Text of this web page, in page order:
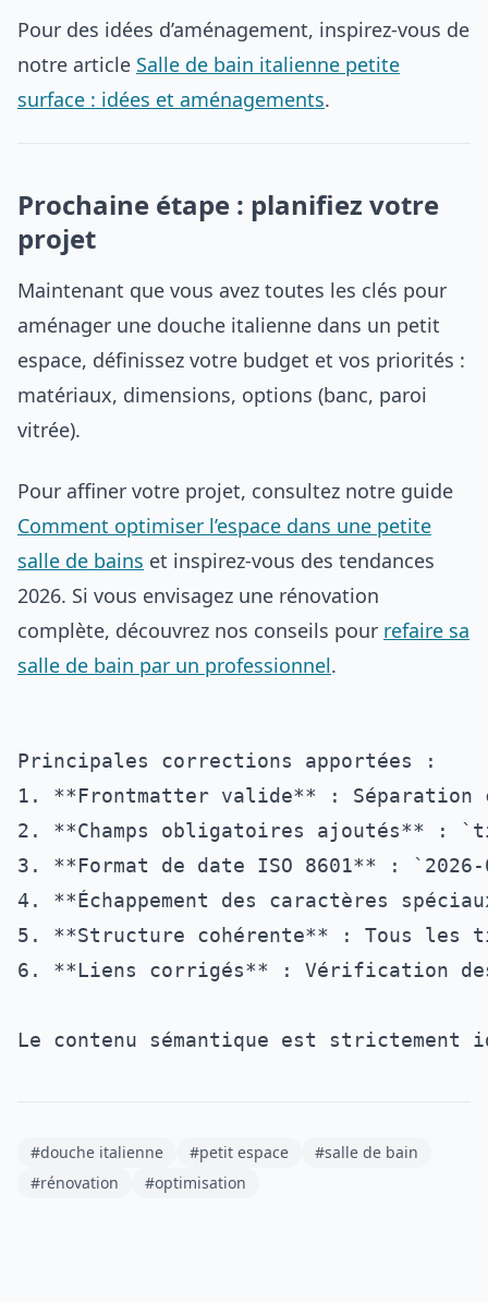
Pour des idées d’aménagement, inspirez-vous de
notre article Salle de bain italienne petite
surface : idées et aménagements.
Prochaine étape : planifiez votre
projet
Maintenant que vous avez toutes les clés pour
aménager une douche italienne dans un petit
espace, définissez votre budget et vos priorités :
matériaux, dimensions, options (banc, paroi
vitrée).
Pour affiner votre projet, consultez notre guide
Comment optimiser l’espace dans une petite
salle de bains et inspirez-vous des tendances
2026. Si vous envisagez une rénovation
complète, découvrez nos conseils pour refaire sa
salle de bain par un professionnel.
Principales corrections apportées :
1. **Frontmatter valide** :
2. **Champs obligatoires ajoutés** :
3. **Format de date ISO 8601** :
4. **Échappement des caractères
5. **Structure cohérente** : Tous les
6. **Liens corrigés** : Vérification des
#douche italienne #petit espace
#salle de bain
#rénovation
#optimisation